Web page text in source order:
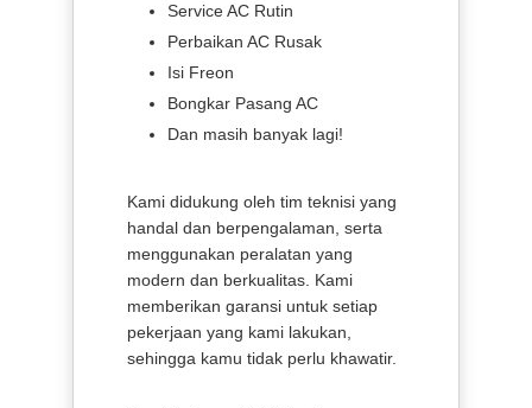
Service AC Rutin
Perbaikan AC Rusak
Isi Freon
Bongkar Pasang AC
Dan masih banyak lagi!
Kami didukung oleh tim teknisi yang
handal dan berpengalaman, serta
menggunakan peralatan yang
modern dan berkualitas. Kami
memberikan garansi untuk setiap
pekerjaan yang kami lakukan,
sehingga kamu tidak perlu khawatir.